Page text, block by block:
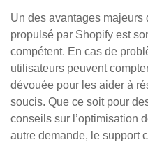
Un des avantages
propulsé par Shopify est
compétent. En cas de
utilisateurs peuvent
dévouée pour les aider à
soucis. Que ce soit pour
conseils sur l’optimisation
autre demande, le support